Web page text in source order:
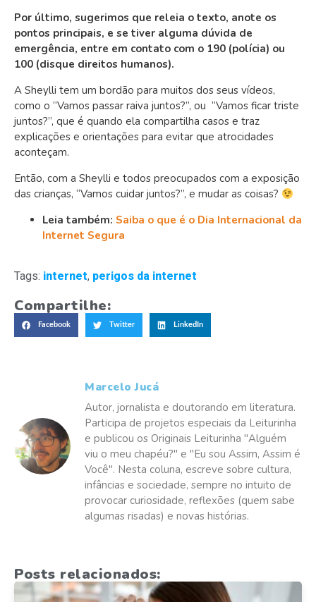
Por último, sugerimos que releia o texto, anote os
pontos principais, e se tiver alguma dúvida de
emergência, entre em contato com o 190 (polícia) ou
100 (disque direitos humanos).
A Sheylli tem um bordão para muitos dos seus vídeos,
como o “Vamos passar raiva juntos?”, ou “Vamos ficar triste
juntos?”, que é quando ela compartilha casos e traz
explicações e orientações para evitar que atrocidades
aconteçam.
Então, com a Sheylli e todos preocupados com a exposição
das crianças, “Vamos cuidar juntos?”, e mudar as coisas?
Leia também: Saiba o que é o Dia Internacional da
Internet Segura
Tags: internet, perigos da internet
Compartilhe:
Facebook Twitter LinkedIn
Marcelo Jucá
Autor, jornalista e doutorando em literatura.
Participa de projetos especiais da Leiturinha
e publicou os Originais Leiturinha "Alguém
viu o meu chapéu?" e "Eu sou Assim, Assim é
Você". Nesta coluna, escreve sobre cultura,
infâncias e sociedade, sempre no intuito de
provocar curiosidade, reflexões (quem sabe
algumas risadas) e novas histórias.
Posts relacionados: